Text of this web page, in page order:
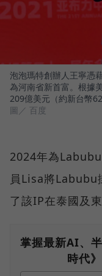
泡泡瑪特創辦人王寧憑
為河南省新首富。根據
209億美元（約新台幣
圖／ 百度
2024年為
員Lisa將Labubu
了該IP在泰國及
掌握最新AI、
時代